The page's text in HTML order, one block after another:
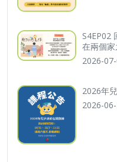
S4EP02
在兩個家
2026-
2026年
2026-